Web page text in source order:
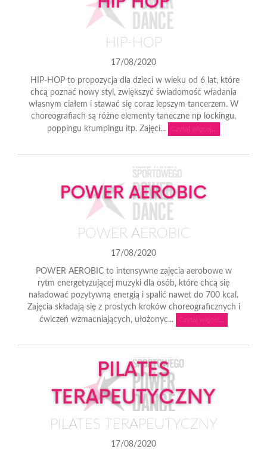
HIP-HOP
17/08/2020
HIP-HOP to propozycja dla dzieci w wieku od 6 lat, które
chcą poznać nowy styl, zwiększyć świadomość władania
własnym ciałem i stawać się coraz lepszym tancerzem. W
choreografiach są różne elementy taneczne np lockingu,
poppingu krumpingu itp. Zajęci...
Czytaj więcej...
POWER AEROBIC
17/08/2020
POWER AEROBIC to intensywne zajęcia aerobowe w
rytm energetyzującej muzyki dla osób, które chcą się
naładować pozytywną energią i spalić nawet do 700 kcal.
Zajęcia składają się z prostych kroków choreograficznych i
ćwiczeń wzmacniających, ułożonyc...
Czytaj więcej...
PILATES TERAPEUTYCZNY
17/08/2020